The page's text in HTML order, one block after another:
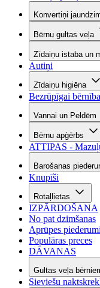
Konvertiņi
Bērnu gultas veļa
Zīdaiņu istaba un
Autiņi
Zīdaiņu higiēna
Bezrūpīgai
Vannai un Peldēm
Bērnu apģērbs
ATTIPAS -
Barošanas
Knupīši
Rotaļlietas
IZPĀRDOŠANA
No pat dzimšanas
Aprūpes piederumi
Populāras preces
DĀVANAS
Gultas veļa
Sieviešu